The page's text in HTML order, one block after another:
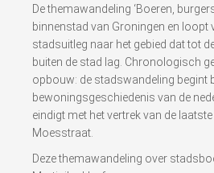
De themawandeling ‘Boeren,
binnenstad van Groningen en loopt
stadsuitleg naar het gebied dat tot
buiten de stad lag. Chronologisch
opbouw: de stadswandeling begint
bewoningsgeschiedenis van de
eindigt met het vertrek van de
Moesstraat.
Deze themawandeling over